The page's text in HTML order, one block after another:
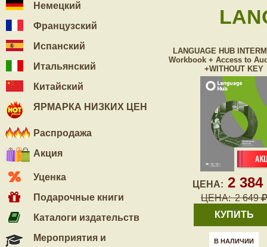
Немецкий
Французский
Испанский
Итальянский
Китайский
ЯРМАРКА НИЗКИХ ЦЕН
Распродажа
Акция
Уценка
Подарочные книги
Каталоги издательств
Мероприятия и
LANGUAGE HUB
Workbook + Access to
+WITHOUT KEY
ЦЕНА: 2 384
ЦЕНА: 2 649
КУПИТЬ
В НАЛИЧИИ